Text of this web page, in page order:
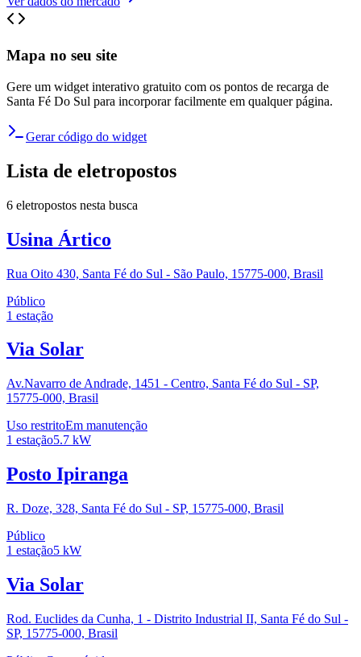
Mapa no seu site
Gere um widget interativo gratuito com os pontos de recarga de
Santa Fé Do Sul para incorporar facilmente em qualquer página.
Gerar código do widget
Lista de eletropostos
6 eletropostos nesta busca
Usina Ártico
Rua Oito 430, Santa Fé do Sul - São Paulo, 15775-000, Brasil
Público
1 estação
Via Solar
Av.Navarro de Andrade, 1451 - Centro, Santa Fé do Sul - SP,
15775-000, Brasil
Uso restritoEm manutenção
1 estação5.7 kW
Posto Ipiranga
R. Doze, 328, Santa Fé do Sul - SP, 15775-000, Brasil
Público
1 estação5 kW
Via Solar
Rod. Euclides da Cunha, 1 - Distrito Industrial II, Santa Fé do Sul -
SP, 15775-000, Brasil